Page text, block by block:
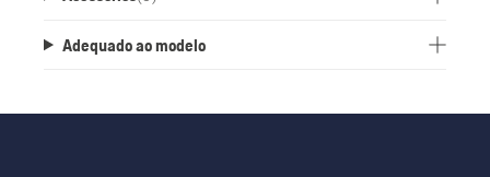
Adequado ao modelo